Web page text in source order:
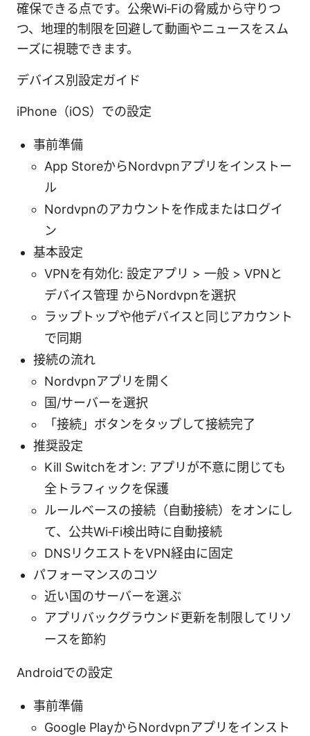
確保できる点です。公衆Wi‑Fiの脅威から守りつ
つ、地理的制限を回避して動画やニュースをスム
ーズに視聴できます。
デバイス別設定ガイド
iPhone（iOS）での設定
事前準備
App StoreからNordvpnアプリをインストー
ル
Nordvpnのアカウントを作成またはログイ
ン
基本設定
VPNを有効化: 設定アプリ > 一般 > VPNと
デバイス管理 からNordvpnを選択
ラップトップや他デバイスと同じアカウント
で同期
接続の流れ
Nordvpnアプリを開く
国/サーバーを選択
「接続」ボタンをタップして接続完了
推奨設定
Kill Switchをオン: アプリが不意に閉じても
全トラフィックを保護
ルールベースの接続（自動接続）をオンにし
て、公共Wi‑Fi検出時に自動接続
DNSリクエストをVPN経由に固定
パフォーマンスのコツ
近い国のサーバーを選ぶ
アプリバックグラウンド更新を制限してリソ
ースを節約
Androidでの設定
事前準備
Google PlayからNordvpnアプリをインスト